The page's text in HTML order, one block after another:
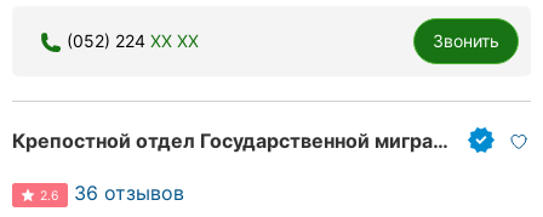
(052) 224 XX XX Звонить
Крепостной отдел Государственной миграционной службы Украины, иммиграционная служба
2.6 36 отзывов